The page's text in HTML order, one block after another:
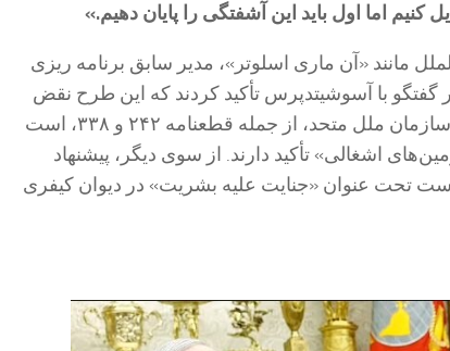
کنیم اما اول باید این آشفتگی را پایان دهیم.»
مانند «آن ماری اسلوتر»، مدیر سابق برنامه ریزی
گفتگو با آسوشیتدپرس تأکید کردند که این طرح نقض
آشکار قطعنامه‌های شورای امنیت سازمان ملل متحد، از جمله قطعنامه ۲۴۲ و ۳۳۸، است
اشغالی» تأکید دارند. از سوی دیگر، پیشنهاد
تحت عنوان «جنایت علیه بشریت» در دیوان کیفری